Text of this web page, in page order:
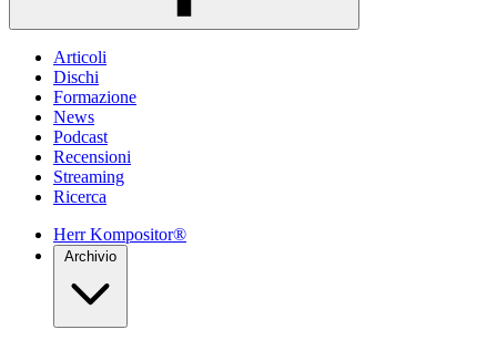
Articoli
Dischi
Formazione
News
Podcast
Recensioni
Streaming
Ricerca
Herr Kompositor®
Archivio